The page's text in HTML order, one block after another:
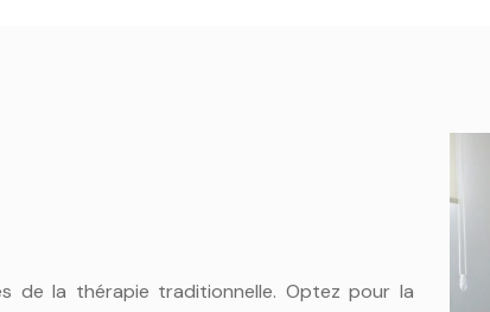
de la thérapie traditionnelle. Optez pour la